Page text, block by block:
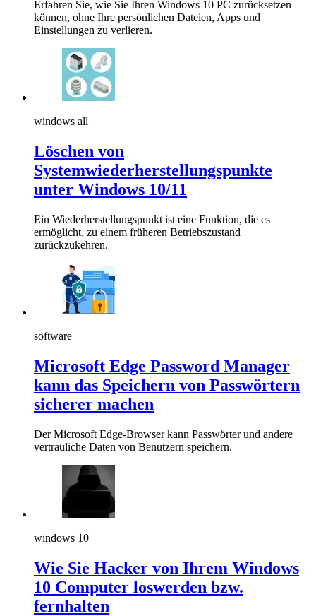
Erfahren Sie, wie Sie Ihren Windows 10 PC zurücksetzen
können, ohne Ihre persönlichen Dateien, Apps und
Einstellungen zu verlieren.
windows all
Löschen von
Systemwiederherstellungspunkte
unter Windows 10/11
Ein Wiederherstellungspunkt ist eine Funktion, die es
ermöglicht, zu einem früheren Betriebszustand
zurückzukehren.
software
Microsoft Edge Password Manager
kann das Speichern von Passwörtern
sicherer machen
Der Microsoft Edge-Browser kann Passwörter und andere
vertrauliche Daten von Benutzern speichern.
windows 10
Wie Sie Hacker von Ihrem Windows
10 Computer loswerden bzw.
fernhalten